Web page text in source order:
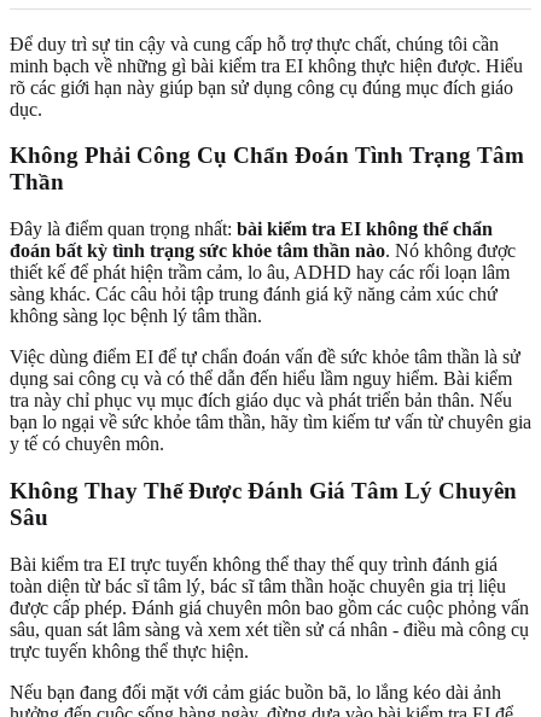
Để duy trì sự tin cậy và cung cấp hỗ trợ thực chất, chúng tôi cần
minh bạch về những gì bài kiểm tra EI không thực hiện được. Hiểu
rõ các giới hạn này giúp bạn sử dụng công cụ đúng mục đích giáo
dục.
Không Phải Công Cụ Chẩn Đoán Tình Trạng Tâm
Thần
Đây là điểm quan trọng nhất: bài kiểm tra EI không thể chẩn
đoán bất kỳ tình trạng sức khỏe tâm thần nào. Nó không được
thiết kế để phát hiện trầm cảm, lo âu, ADHD hay các rối loạn lâm
sàng khác. Các câu hỏi tập trung đánh giá kỹ năng cảm xúc chứ
không sàng lọc bệnh lý tâm thần.
Việc dùng điểm EI để tự chẩn đoán vấn đề sức khỏe tâm thần là sử
dụng sai công cụ và có thể dẫn đến hiểu lầm nguy hiểm. Bài kiểm
tra này chỉ phục vụ mục đích giáo dục và phát triển bản thân. Nếu
bạn lo ngại về sức khỏe tâm thần, hãy tìm kiếm tư vấn từ chuyên gia
y tế có chuyên môn.
Không Thay Thế Được Đánh Giá Tâm Lý Chuyên
Sâu
Bài kiểm tra EI trực tuyến không thể thay thế quy trình đánh giá
toàn diện từ bác sĩ tâm lý, bác sĩ tâm thần hoặc chuyên gia trị liệu
được cấp phép. Đánh giá chuyên môn bao gồm các cuộc phỏng vấn
sâu, quan sát lâm sàng và xem xét tiền sử cá nhân - điều mà công cụ
trực tuyến không thể thực hiện.
Nếu bạn đang đối mặt với cảm giác buồn bã, lo lắng kéo dài ảnh